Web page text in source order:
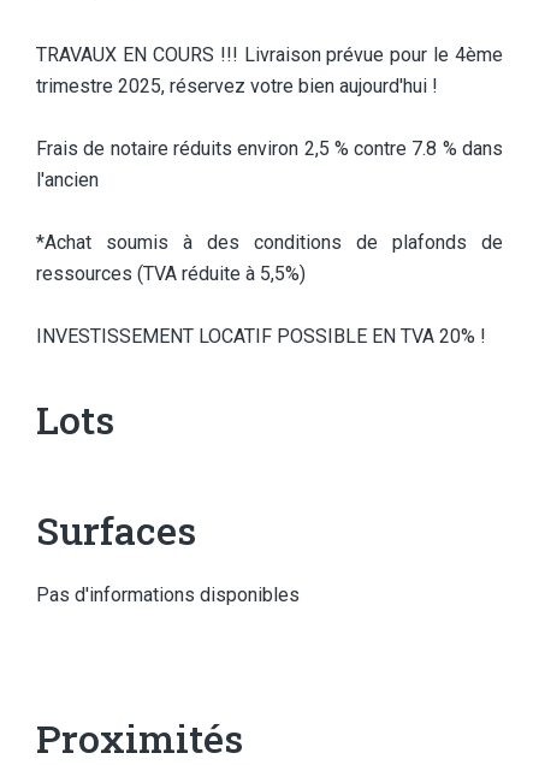
TRAVAUX EN COURS !!! Livraison prévue pour le 4ème
trimestre 2025, réservez votre bien aujourd'hui !
Frais de notaire réduits environ 2,5 % contre 7.8 % dans
l'ancien
*Achat soumis à des conditions de plafonds de
ressources (TVA réduite à 5,5%)
INVESTISSEMENT LOCATIF POSSIBLE EN TVA 20% !
Lots
Surfaces
Pas d'informations disponibles
Proximités